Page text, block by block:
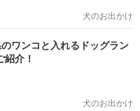
犬のお出かけ
のワンコと入れるドッグラン
介！
犬のお出かけ